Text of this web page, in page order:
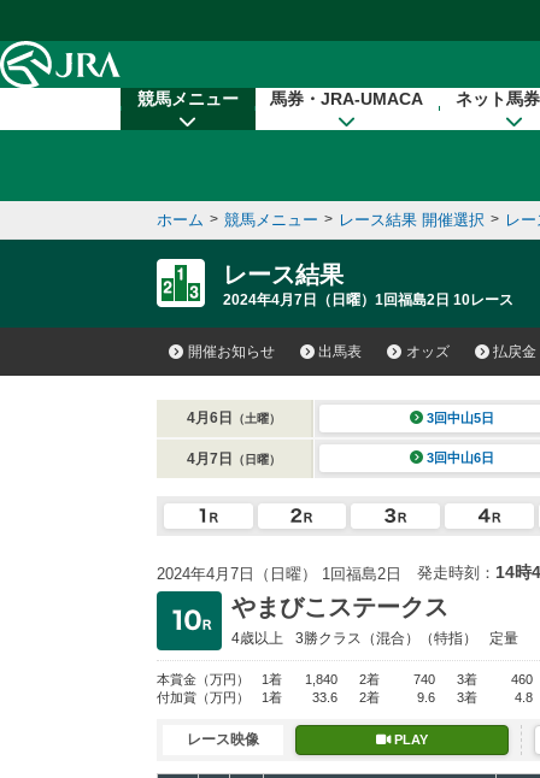
競馬メニュー 馬券・JRA-UMACA ネット馬
ホーム > 競馬メニュー > レース結果 開催選択 > レ
レース結果
2024年4月7日（日曜）1回福島2日 10レース
開催お知らせ 出馬表 オッズ 払戻金
4月6日 （土曜） 3回中山5日
4月7日 （日曜） 3回中山6日
2024年4月7日（日曜） 1回福島2日 発走時刻： 14時
やまびこステークス
4歳以上 3勝クラス （混合）（特指） 定量
本賞金 （万円） 1着 1,840 2着 740 3着
460
付加賞 （万円） 1着 33.6 2着 9.6 3着 4.8
レース映像 PLAY